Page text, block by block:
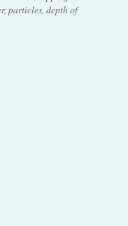
particles, depth of